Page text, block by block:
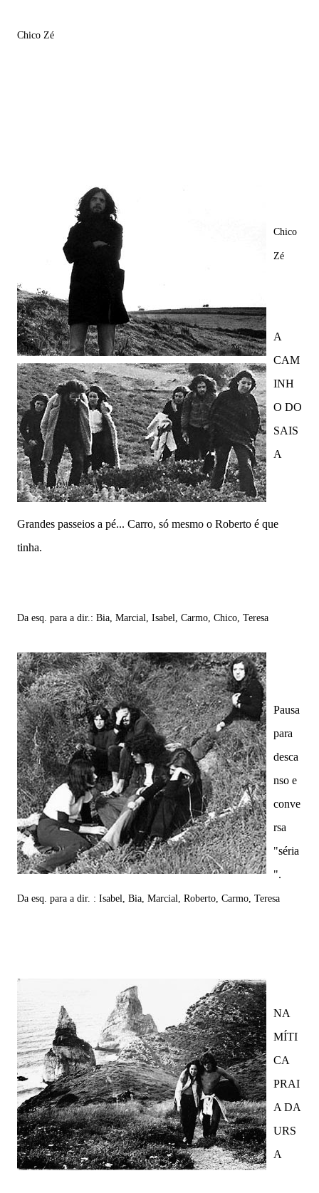
Chico Zé
Chico
Zé
A
CAM
INH
O DO
SAIS
A
Grandes passeios a pé... Carro, só mesmo o Roberto é que
tinha.
Da esq. para a dir.: Bia, Marcial, Isabel, Carmo, Chico, Teresa
Pausa
para
desca
nso e
conve
rsa
"séria
".
Da esq. para a dir. : Isabel, Bia, Marcial, Roberto, Carmo, Teresa
NA
MÍTI
CA
PRAI
A DA
URS
A